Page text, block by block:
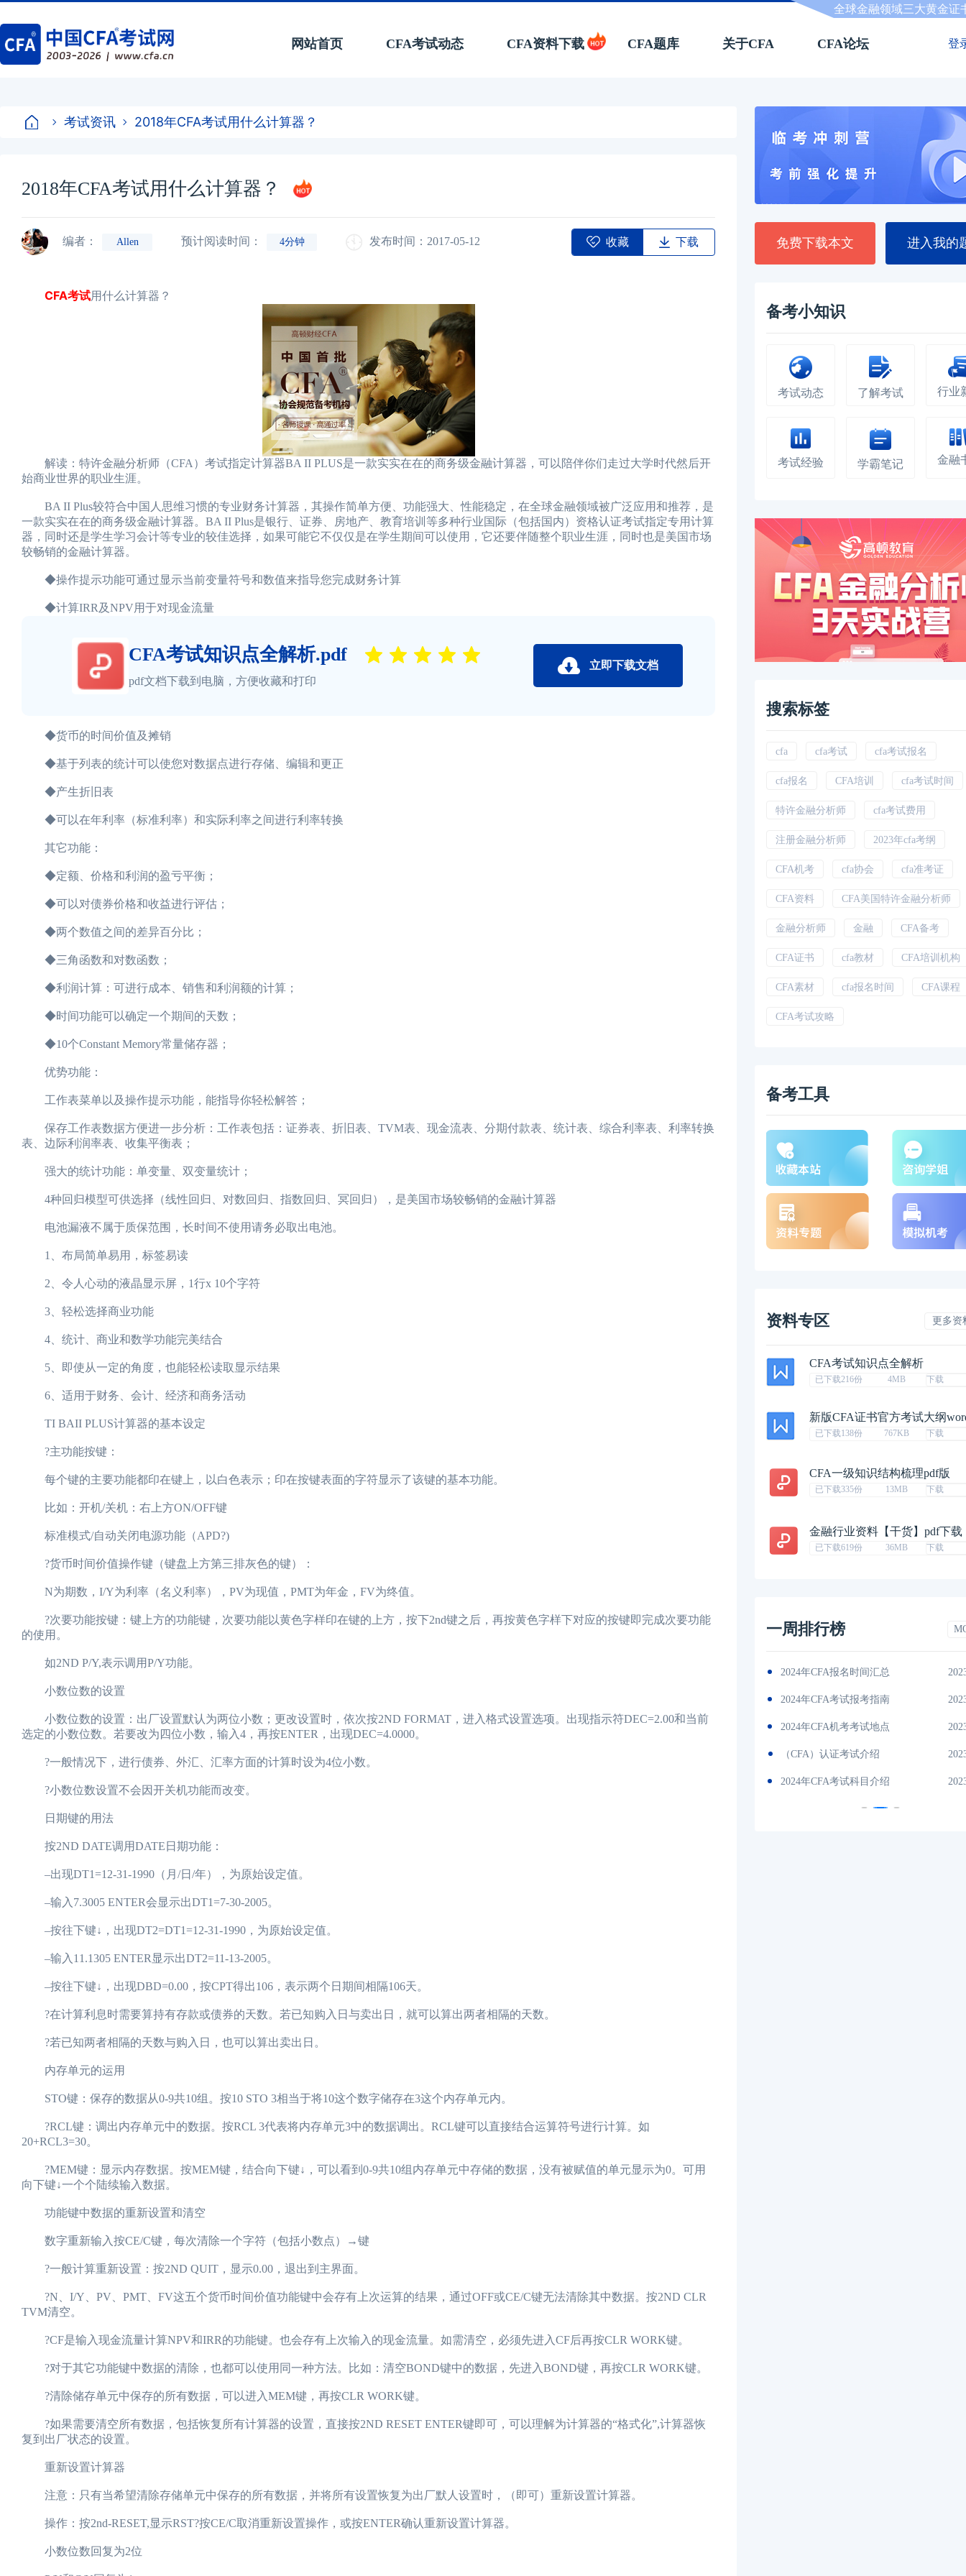
全球金融领域三大黄金证
网站首页 CFA考试动态 CFA资料下载 CFA题库 关于CFA CFA论坛 登
考试资讯 2018年CFA考试用什么计算器？
2018年CFA考试用什么计算器？
编者： Allen 预计阅读时间： 4分钟 发布时间：2017-05-12 收藏 下载
CFA考试用什么计算器？
解读：特许金融分析师（CFA）考试指定计算器BA II PLUS是一款实实在在的商务级金融计算器，可以陪伴你们走过大学时代然后开
始商业世界的职业生涯。
BA II Plus较符合中国人思维习惯的专业财务计算器，其操作简单方便、功能强大、性能稳定，在全球金融领域被广泛应用和推荐，是
一款实实在在的商务级金融计算器。BA II Plus是银行、证券、房地产、教育培训等多种行业国际（包括国内）资格认证考试指定专用计算
器，同时还是学生学习会计等专业的较佳选择，如果可能它不仅仅是在学生期间可以使用，它还要伴随整个职业生涯，同时也是美国市场
较畅销的金融计算器。
◆操作提示功能可通过显示当前变量符号和数值来指导您完成财务计算
◆计算IRR及NPV用于对现金流量
CFA考试知识点全解析.pdf
pdf文档下载到电脑，方便收藏和打印
立即下载文档
◆货币的时间价值及摊销
◆基于列表的统计可以使您对数据点进行存储、编辑和更正
◆产生折旧表
◆可以在年利率（标准利率）和实际利率之间进行利率转换
其它功能：
◆定额、价格和利润的盈亏平衡；
◆可以对债券价格和收益进行评估；
◆两个数值之间的差异百分比；
◆三角函数和对数函数；
◆利润计算：可进行成本、销售和利润额的计算；
◆时间功能可以确定一个期间的天数；
◆10个Constant Memory常量储存器；
优势功能：
工作表菜单以及操作提示功能，能指导你轻松解答；
保存工作表数据方便进一步分析：工作表包括：证券表、折旧表、TVM表、现金流表、分期付款表、统计表、综合利率表、利率转换
表、边际利润率表、收集平衡表；
强大的统计功能：单变量、双变量统计；
4种回归模型可供选择（线性回归、对数回归、指数回归、冥回归），是美国市场较畅销的金融计算器
电池漏液不属于质保范围，长时间不使用请务必取出电池。
1、布局简单易用，标签易读
2、令人心动的液晶显示屏，1行x 10个字符
3、轻松选择商业功能
4、统计、商业和数学功能完美结合
5、即使从一定的角度，也能轻松读取显示结果
6、适用于财务、会计、经济和商务活动
TI BAII PLUS计算器的基本设定
?主功能按键：
每个键的主要功能都印在键上，以白色表示；印在按键表面的字符显示了该键的基本功能。
比如：开机/关机：右上方ON/OFF键
标准模式/自动关闭电源功能（APD?)
?货币时间价值操作键（键盘上方第三排灰色的键）：
N为期数，I/Y为利率（名义利率），PV为现值，PMT为年金，FV为终值。
?次要功能按键：键上方的功能键，次要功能以黄色字样印在键的上方，按下2nd键之后，再按黄色字样下对应的按键即完成次要功能
的使用。
如2ND P/Y,表示调用P/Y功能。
小数位数的设置
小数位数的设置：出厂设置默认为两位小数；更改设置时，依次按2ND FORMAT，进入格式设置选项。出现指示符DEC=2.00和当前
选定的小数位数。若要改为四位小数，输入4，再按ENTER，出现DEC=4.0000。
?一般情况下，进行债券、外汇、汇率方面的计算时设为4位小数。
?小数位数设置不会因开关机功能而改变。
日期键的用法
按2ND DATE调用DATE日期功能：
–出现DT1=12-31-1990（月/日/年），为原始设定值。
–输入7.3005 ENTER会显示出DT1=7-30-2005。
–按往下键↓，出现DT2=DT1=12-31-1990，为原始设定值。
–输入11.1305 ENTER显示出DT2=11-13-2005。
–按往下键↓，出现DBD=0.00，按CPT得出106，表示两个日期间相隔106天。
?在计算利息时需要算持有存款或债券的天数。若已知购入日与卖出日，就可以算出两者相隔的天数。
?若已知两者相隔的天数与购入日，也可以算出卖出日。
内存单元的运用
STO键：保存的数据从0-9共10组。按10 STO 3相当于将10这个数字储存在3这个内存单元内。
?RCL键：调出内存单元中的数据。按RCL 3代表将内存单元3中的数据调出。RCL键可以直接结合运算符号进行计算。如
20+RCL3=30。
?MEM键：显示内存数据。按MEM键，结合向下键↓，可以看到0-9共10组内存单元中存储的数据，没有被赋值的单元显示为0。可用
向下键↓一个个陆续输入数据。
功能键中数据的重新设置和清空
数字重新输入按CE/C键，每次清除一个字符（包括小数点）→键
?一般计算重新设置：按2ND QUIT，显示0.00，退出到主界面。
?N、I/Y、PV、PMT、FV这五个货币时间价值功能键中会存有上次运算的结果，通过OFF或CE/C键无法清除其中数据。按2ND CLR
TVM清空。
?CF是输入现金流量计算NPV和IRR的功能键。也会存有上次输入的现金流量。如需清空，必须先进入CF后再按CLR WORK键。
?对于其它功能键中数据的清除，也都可以使用同一种方法。比如：清空BOND键中的数据，先进入BOND键，再按CLR WORK键。
?清除储存单元中保存的所有数据，可以进入MEM键，再按CLR WORK键。
?如果需要清空所有数据，包括恢复所有计算器的设置，直接按2ND RESET ENTER键即可，可以理解为计算器的“格式化”,计算器恢
复到出厂状态的设置。
重新设置计算器
注意：只有当希望清除存储单元中保存的所有数据，并将所有设置恢复为出厂默人设置时，（即可）重新设置计算器。
操作：按2nd-RESET,显示RST?按CE/C取消重新设置操作，或按ENTER确认重新设置计算器。
小数位数回复为2位
免费下载本文 进入我的
备考小知识
考试动态 了解考试 行业
考试经验 学霸笔记 金融
搜索标签
cfa cfa考试 cfa考试报名
cfa报名 CFA培训 cfa考试时间
特许金融分析师 cfa考试费用
注册金融分析师 2023年cfa考纲
CFA机考 cfa协会 cfa准考证
CFA资料 CFA美国特许金融分析师
金融分析师 金融 CFA备考
CFA证书 cfa教材 CFA培训机构
CFA素材 cfa报名时间 CFA课程
CFA考试攻略
备考工具
资料专区 更多资
CFA考试知识点全解析
已下载216份 4MB 下载
新版CFA证书官方考试大纲
已下载138份 767KB 下载
CFA一级知识结构梳理pdf版
已下载335份 13MB 下载
金融行业资料【干货】pdf下载
已下载619份 36MB 下载
一周排行榜
2024年CFA机考考试地点
2024年CFA教材科目
2024年CFA一级notes中文版
2024年CFA报名时间汇总
CFA金融计算器使用说明
2024年全年CFA考试时间汇总